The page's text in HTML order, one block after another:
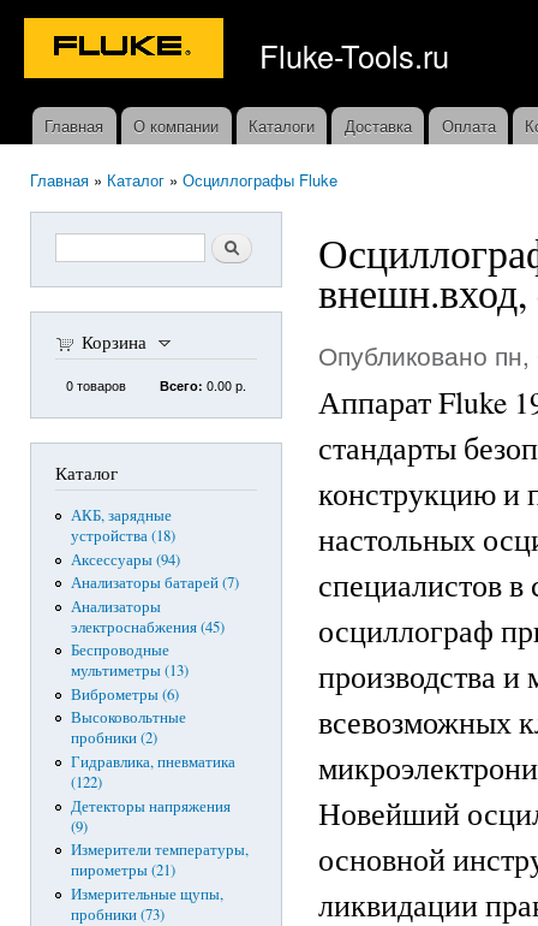
Fluke-Tools.ru
Главное меню
Главная О компании Каталоги Доставка Оплата
Главная » Каталог » Осциллографы Fluke
Форма поиска Поиск
Корзина
0товаров Всего: 0.00 р.
Каталог
АКБ, зарядные
устройства (18)
Аксессуары (94)
Анализаторы батарей (7)
Анализаторы
электроснабжения (45)
Беспроводные
мультиметры (13)
Виброметры (6)
Высоковольтные
пробники (2)
Гидравлика, пневматика
(122)
Детекторы напряжения
(9)
Измерители температуры,
пирометры (21)
Измерительные щупы,
пробники (73)
внешн.вход,
Опубликовано
Аппарат Fluke
стандарты
конструкцию и
настольных
специалистов
осциллограф
производства и
всевозможных
Новейший
основной
ликвидации